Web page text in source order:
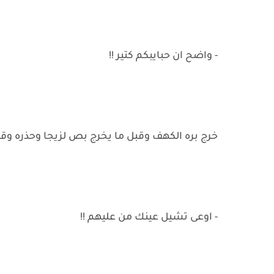
- واضح ان حبايبكم كتير !!
خرج بره الكهف وقبل ما يخرج بص لزيجا وحذره
- اوعى تشيل عينك من عليهم !!